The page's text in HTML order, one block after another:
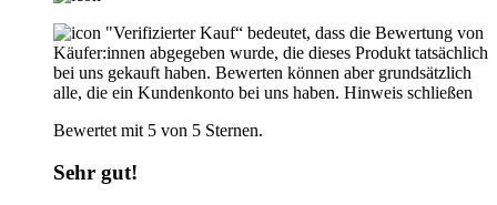
"Verifizierter Kauf“ bedeutet, dass die Bewertung von
Käufer:innen abgegeben wurde, die dieses Produkt tatsächlich
bei uns gekauft haben. Bewerten können aber grundsätzlich
alle, die ein Kundenkonto bei uns haben. Hinweis schließen
Bewertet mit 5 von 5 Sternen.
Sehr gut!